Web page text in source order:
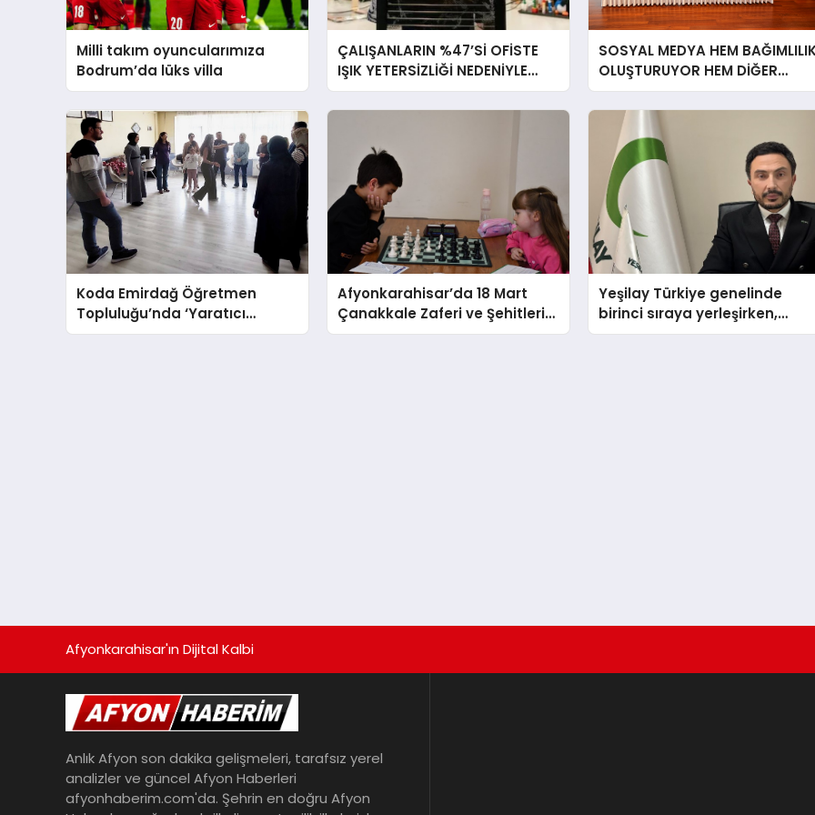
Milli takım oyuncularımıza
Bodrum’da lüks villa
ÇALIŞANLARIN %47’Sİ OFİSTE
IŞIK YETERSİZLİĞİ NEDENİYLE
YORGUN HİSSEDİYOR
SOSYAL MEDYA HEM
OLUŞTURUYOR HEM DİĞER
BAĞIMLILIKLARA ZEMİN
HAZIRLIYOR”
Koda Emirdağ Öğretmen
Topluluğu’nda ‘Yaratıcı
Drama’ eğitimi gerçekleştirildi.
Afyonkarahisar’da 18 Mart
Çanakkale Zaferi ve Şehitleri
Anma Günü Satranç
Yeşilay Türkiye genelinde
birinci sıraya yerleşirken,
yürütülen faaliyetlerle de
Afyonkarahisar'ın Dijital Kalbi
Anlık Afyon son dakika gelişmeleri, tarafsız yerel
analizler ve güncel Afyon Haberleri
afyonhaberim.com'da. Şehrin en doğru Afyon